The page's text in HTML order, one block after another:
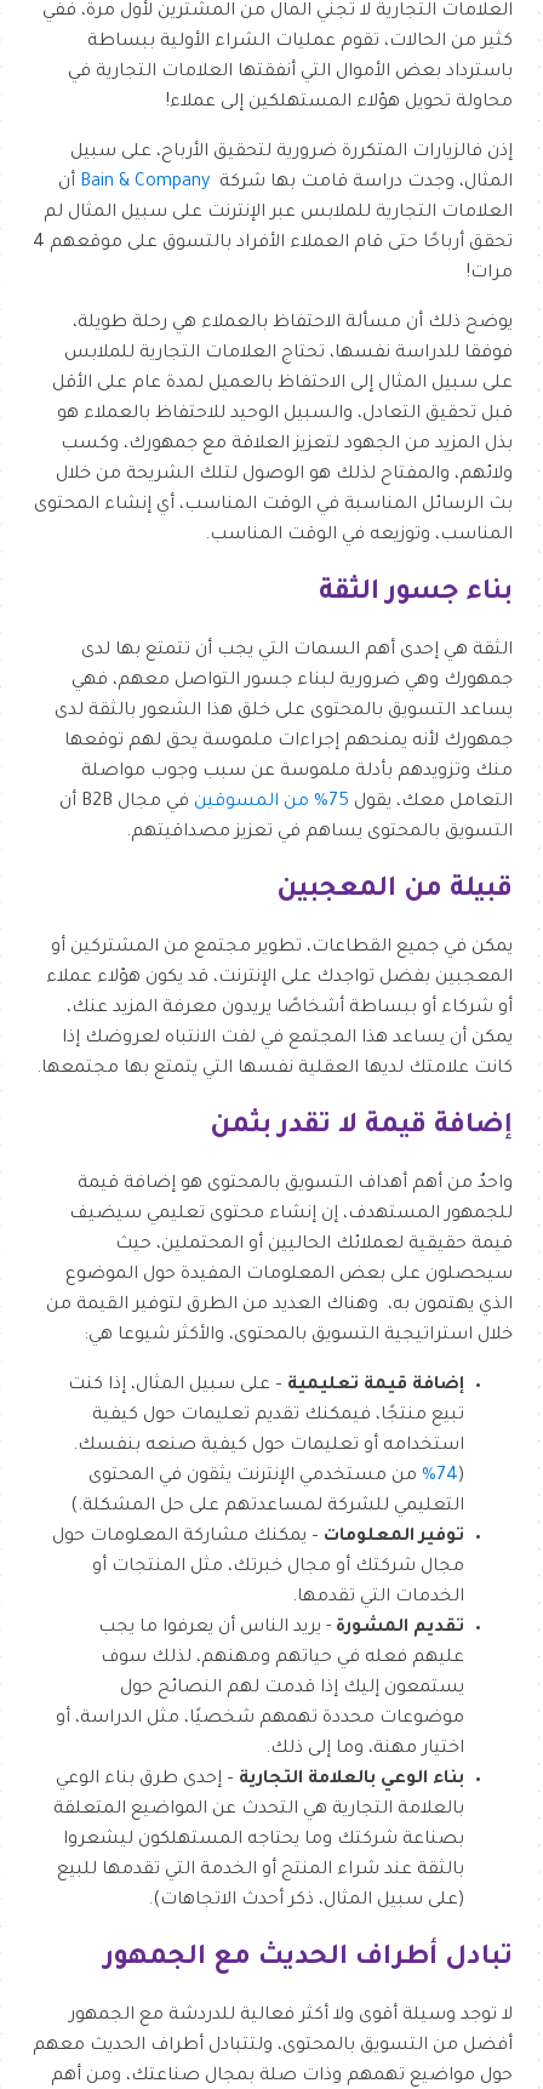
العلامات التجارية لا تجني المال من المشترين لأول مرة، ففي
كثير من الحالات، تقوم عمليات الشراء الأولية ببساطة
باسترداد بعض الأموال التي أنفقتها العلامات التجارية في
محاولة تحويل هؤلاء المستهلكين إلى عملاء!
إذن فالزيارات المتكررة ضرورية لتحقيق الأرباح، على سبيل
المثال، وجدت دراسة قامت بها شركة Bain & Company أن
العلامات التجارية للملابس عبر الإنترنت على سبيل المثال لم
تحقق أرباحًا حتى قام العملاء الأفراد بالتسوق على موقعهم 4
مرات!
يوضح ذلك أن مسألة الاحتفاظ بالعملاء هي رحلة طويلة،
فوفقا للدراسة نفسها، تحتاج العلامات التجارية للملابس
على سبيل المثال إلى الاحتفاظ بالعميل لمدة عام على الأقل
قبل تحقيق التعادل، والسبيل الوحيد للاحتفاظ بالعملاء هو
بذل المزيد من الجهود لتعزيز العلاقة مع جمهورك، وكسب
ولائهم، والمفتاح لذلك هو الوصول لتلك الشريحة من خلال
بث الرسائل المناسبة في الوقت المناسب، أي إنشاء المحتوى
المناسب، وتوزيعه في الوقت المناسب.
بناء جسور الثقة
الثقة هي إحدى أهم السمات التي يجب أن تتمتع بها لدى
جمهورك وهي ضرورية لبناء جسور التواصل معهم، فهي
يساعد التسويق بالمحتوى على خلق هذا الشعور بالثقة لدى
جمهورك لأنه يمنحهم إجراءات ملموسة يحق لهم توقعها
منك وتزويدهم بأدلة ملموسة عن سبب وجوب مواصلة
التعامل معك، يقول
في مجال B2B أن
التسويق بالمحتوى يساهم في تعزيز مصداقيتهم.
قبيلة من المعجبين
يمكن في جميع القطاعات، تطوير مجتمع من المشتركين أو
المعجبين بفضل تواجدك على الإنترنت، قد يكون هؤلاء عملاء
أو شركاء أو ببساطة أشخاصًا يريدون معرفة المزيد عنك،
يمكن أن يساعد هذا المجتمع في لفت الانتباه لعروضك إذا
كانت علامتك لديها العقلية نفسها التي يتمتع بها مجتمعها.
إضافة قيمة لا تقدر بثمن
واحدٌ من أهم أهداف التسويق بالمحتوى هو إضافة قيمة
للجمهور المستهدف، إن إنشاء محتوى تعليمي سيضيف
قيمة حقيقية لعملائك الحاليين أو المحتملين، حيث
سيحصلون على بعض المعلومات المفيدة حول الموضوع
الذي يهتمون به، وهناك العديد من الطرق لتوفير القيمة من
خلال استراتيجية التسويق بالمحتوى، والأكثر شيوعا هي:
إضافة قيمة تعليمية – على سبيل المثال، إذا كنت
تبيع منتجًا، فيمكنك تقديم تعليمات حول كيفية
استخدامه أو تعليمات حول كيفية صنعه بنفسك.
(
74%
من مستخدمي الإنترنت يثقون في المحتوى
التعليمي للشركة لمساعدتهم على حل المشكلة.)
توفير المعلومات – يمكنك مشاركة المعلومات حول
مجال شركتك أو مجال خبرتك، مثل المنتجات أو
الخدمات التي تقدمها.
تقديم المشورة - يريد الناس أن يعرفوا ما يجب
عليهم فعله في حياتهم ومهنهم، لذلك سوف
يستمعون إليك إذا قدمت لهم النصائح حول
موضوعات محددة تهمهم شخصيًا، مثل الدراسة، أو
اختيار مهنة، وما إلى ذلك.
بناء الوعي بالعلامة التجارية – إحدى طرق بناء الوعي
بالعلامة التجارية هي التحدث عن المواضيع المتعلقة
بصناعة شركتك وما يحتاجه المستهلكون ليشعروا
بالثقة عند شراء المنتج أو الخدمة التي تقدمها للبيع
(على سبيل المثال، ذكر أحدث الاتجاهات).
تبادل أطراف الحديث مع الجمهور
لا توجد وسيلة أقوى ولا أكثر فعالية للدردشة مع الجمهور
أفضل من التسويق بالمحتوى، ولتتبادل أطراف الحديث معهم
حول مواضيع تهمهم وذات صلة بمجال صناعتك، ومن أهم